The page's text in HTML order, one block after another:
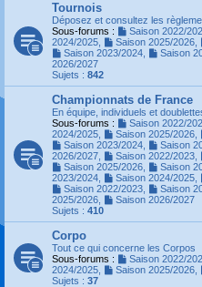
Tournois
Déposez et consultez les
Sous-forums :
Saison 2022/
2024/2025
Saison 2025/2026,
Saison 2023/2024, Saison
2026/2027
Sujets : 842
Championnats de France
En équipe, individuels et
Sous-forums :
Saison 2022/
2024/2025
Saison 2025/2026,
Saison 2023/2024, Saison
2026/2027
Saison 2022/2023,
Saison 2025/2026, Saison
2023/2024
Saison 2024/2025,
Saison 2022/2023, Saison
2025/2026
Saison 2026/2027
Sujets : 410
Corpo
Tout ce qui concerne les Corpos
Sous-forums :
Saison 2022/
2024/2025
Saison 2025/2026,
Sujets : 37